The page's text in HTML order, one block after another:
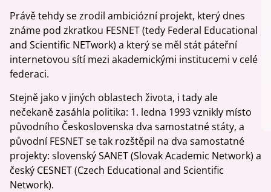
Právě tehdy se zrodil ambiciózní projekt, který dnes
známe pod zkratkou FESNET (tedy Federal Educational
and Scientific NETwork) a který se měl stát páteřní
internetovou sítí mezi akademickými institucemi v celé
federaci.
Stejně jako v jiných oblastech života, i tady ale
nečekaně zasáhla politika: 1. ledna 1993 vznikly místo
původního Československa dva samostatné státy, a
původní FESNET se tak rozštěpil na dva samostatné
projekty: slovenský SANET (Slovak Academic Network) a
český CESNET (Czech Educational and Scientific
Network).